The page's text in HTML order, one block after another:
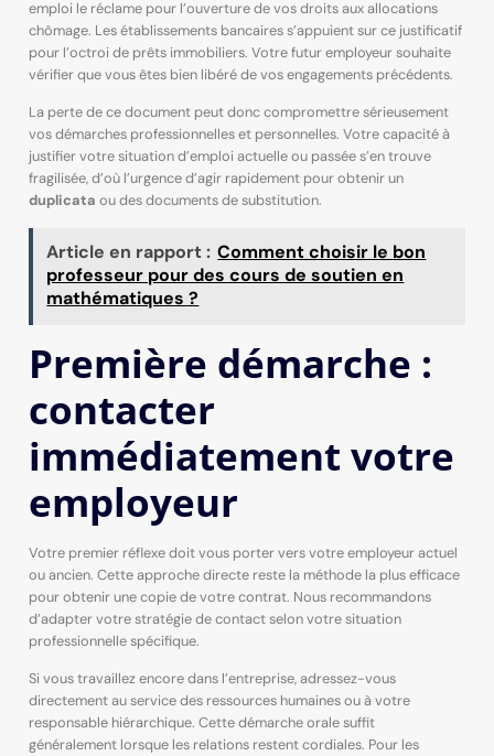
emploi le réclame pour l’ouverture de vos droits aux allocations
chômage. Les établissements bancaires s’appuient sur ce justificatif
pour l’octroi de prêts immobiliers. Votre futur employeur souhaite
vérifier que vous êtes bien libéré de vos engagements précédents.
La perte de ce document peut donc compromettre sérieusement
vos démarches professionnelles et personnelles. Votre capacité à
justifier votre situation d’emploi actuelle ou passée s’en trouve
fragilisée, d’où l’urgence d’agir rapidement pour obtenir un
duplicata ou des documents de substitution.
Article en rapport : Comment choisir le bon
professeur pour des cours de soutien en
mathématiques ?
Première démarche :
contacter
immédiatement votre
employeur
Votre premier réflexe doit vous porter vers votre employeur actuel
ou ancien. Cette approche directe reste la méthode la plus efficace
pour obtenir une copie de votre contrat. Nous recommandons
d’adapter votre stratégie de contact selon votre situation
professionnelle spécifique.
Si vous travaillez encore dans l’entreprise, adressez-vous
directement au service des ressources humaines ou à votre
responsable hiérarchique. Cette démarche orale suffit
généralement lorsque les relations restent cordiales. Pour les